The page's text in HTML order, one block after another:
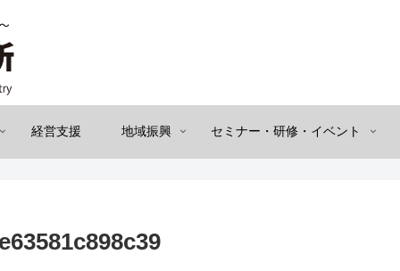
経営支援 地域振興 セミナー・研修・イベント